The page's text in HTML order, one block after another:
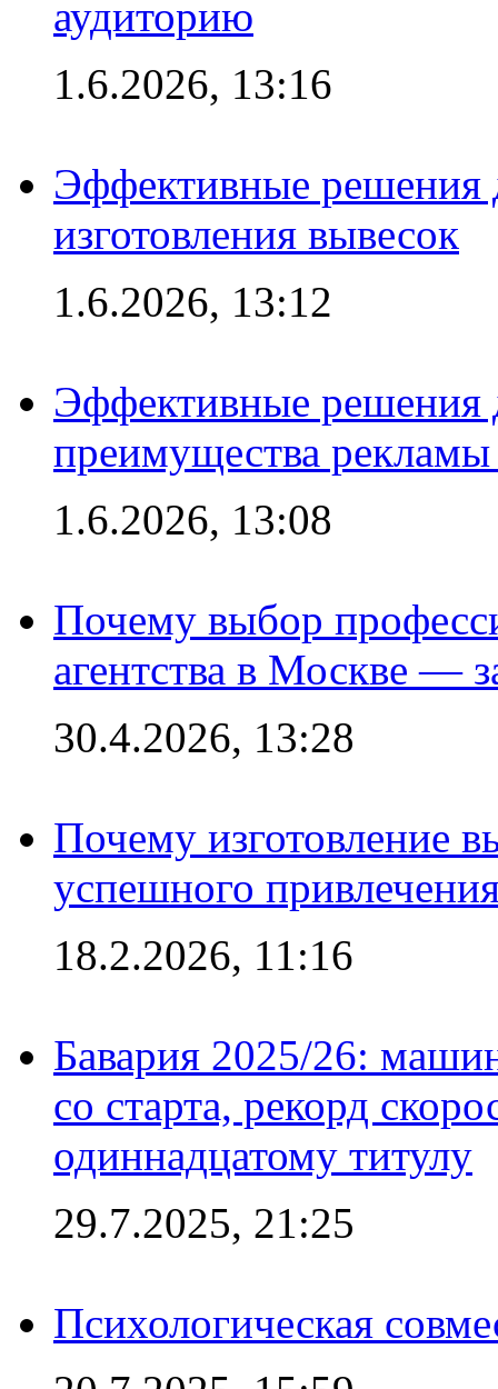
аудиторию
1.6.2026, 13:16
Эффективные решения
изготовления вывесок
1.6.2026, 13:12
Эффективные решения
преимущества рекламы
1.6.2026, 13:08
Почему выбор
агентства в Москве —
30.4.2026, 13:28
Почему изготовление
успешного
18.2.2026, 11:16
Бавария 2025/26:
со старта, рекорд
одиннадцатому титулу
29.7.2025, 21:25
Психологическая